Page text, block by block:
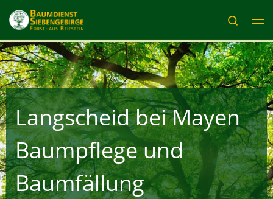
Zum Inhalt springen
Search
Langscheid bei Mayen
Baumpflege und
Baumfällung